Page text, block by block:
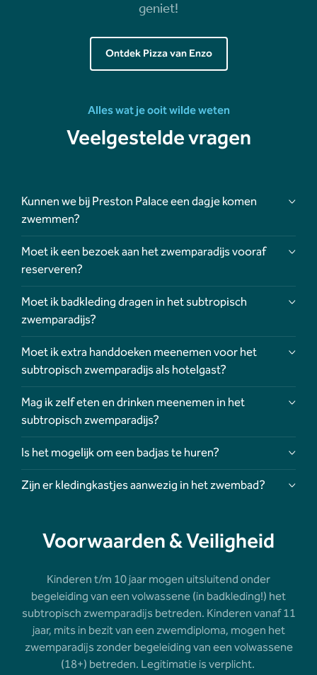
geniet!
Ontdek Pizza van Enzo
Alles wat je ooit wilde weten
Veelgestelde vragen
Kunnen we bij Preston Palace een dagje komen
zwemmen?
Moet ik een bezoek aan het zwemparadijs vooraf
reserveren?
Moet ik badkleding dragen in het subtropisch
zwemparadijs?
Moet ik extra handdoeken meenemen voor het
subtropisch zwemparadijs als hotelgast?
Mag ik zelf eten en drinken meenemen in het
subtropisch zwemparadijs?
Is het mogelijk om een badjas te huren?
Zijn er kledingkastjes aanwezig in het zwembad?
Voorwaarden & Veiligheid
Kinderen t/m 10 jaar mogen uitsluitend onder
begeleiding van een volwassene (in badkleding!) het
subtropisch zwemparadijs betreden. Kinderen vanaf 11
jaar, mits in bezit van een zwemdiploma, mogen het
zwemparadijs zonder begeleiding van een volwassene
(18+) betreden. Legitimatie is verplicht.